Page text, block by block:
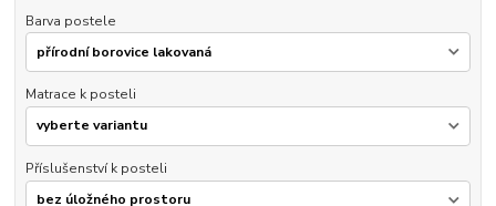
Barva postele
Matrace k posteli
Příslušenství k posteli